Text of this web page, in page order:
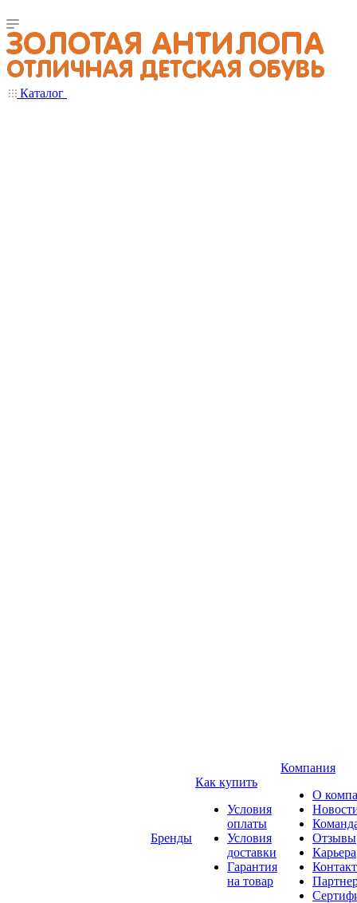
Каталог
Бренды
Как купить
Условия
оплаты
Условия
доставки
Гарантия
на товар
Компания
О
Отзывы
Карьера